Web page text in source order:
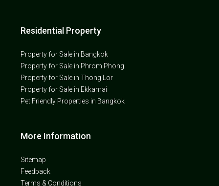
Residential Property
Property for Sale in Bangkok
Property for Sale in Phrom Phong
Property for Sale in Thong Lor
Property for Sale in Ekkamai
Pet Friendly Properties in Bangkok
More Information
Sitemap
Feedback
Terms & Conditions